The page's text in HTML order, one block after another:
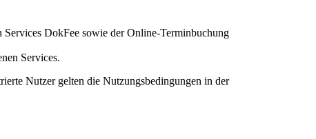
DokFee sowie der Online-Terminbuchung
Services.
Nutzer gelten die Nutzungsbedingungen in der